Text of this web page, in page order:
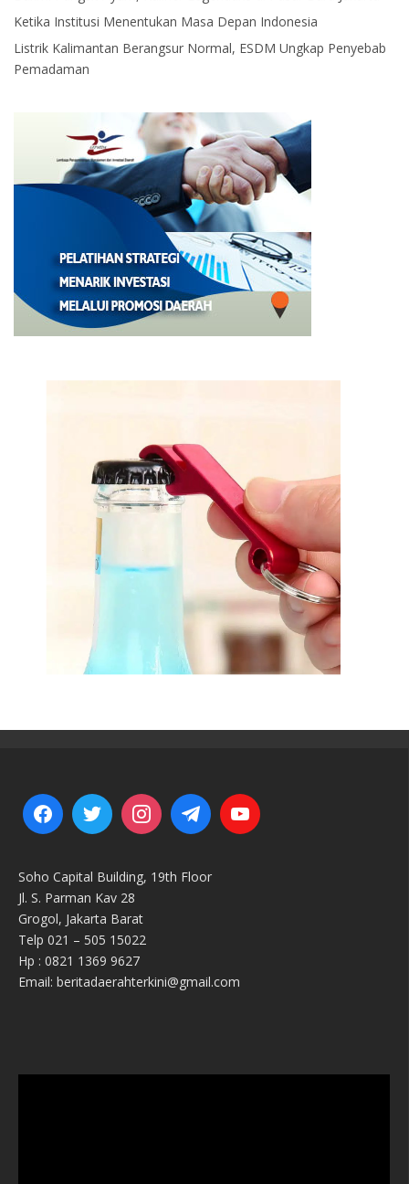
Ketika Institusi Menentukan Masa Depan Indonesia
Listrik Kalimantan Berangsur Normal, ESDM Ungkap Penyebab
Pemadaman
Soho Capital Building, 19th Floor
Jl. S. Parman Kav 28
Grogol, Jakarta Barat
Telp 021 – 505 15022
Hp : 0821 1369 9627
Email: beritadaerahterkini@gmail.com